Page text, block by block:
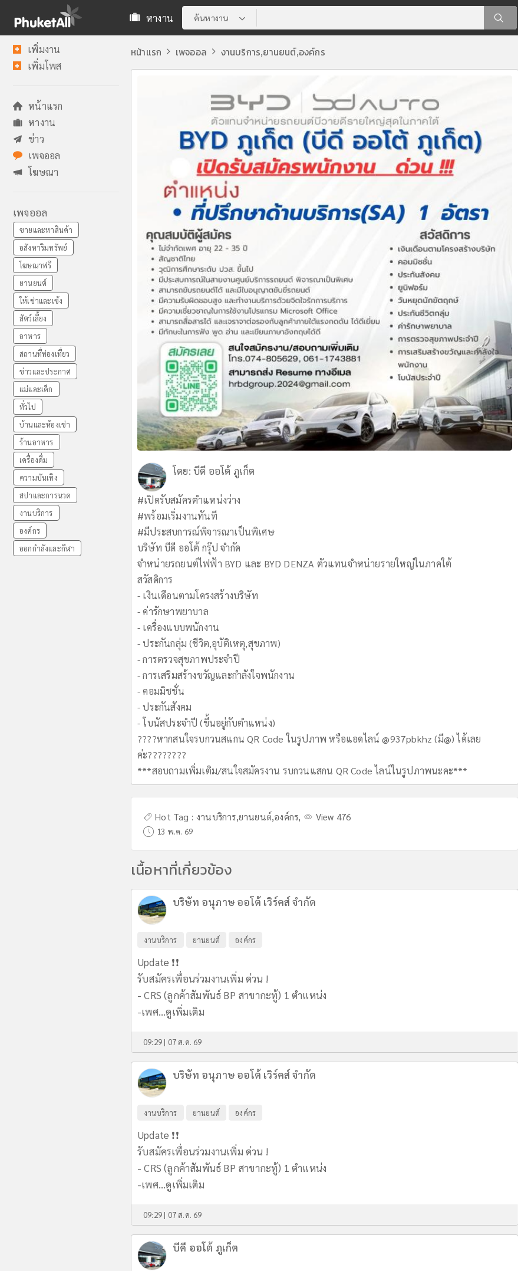
หางาน ค้นหางาน
เพิ่มงาน
เพิ่มโพส
หน้าแรก
หางาน
ข่าว
เพจออล
โฆษณา
เพจออล
ขายและหาสินค้า
อสังหาริมทรัพย์
โฆษณาฟรี
ยานยนต์
ให้เช่าและเซ้ง
สัตว์เลี้ยง
อาหาร
สถานที่ท่องเที่ยว
ข่าวและประกาศ
แม่และเด็ก
ทั่วไป
บ้านและห้องเช่า
ร้านอาหาร
เครื่องดื่ม
ความบันเทิง
สปาและการนวด
งานบริการ
องค์กร
ออกกำลังและกีฬา
หน้าแรก เพจออล งานบริการ,ยานยนต์,องค์กร
โดย: บีดี ออโต้ ภูเก็ต
#เปิดรับสมัครตำแหน่งว่าง
#พร้อมเริ่มงานทันที
#มีประสบการณ์พิจารณาเป็นพิเศษ
บริษัท บีดี ออโต้ กรุ๊ป จำกัด
จำหน่ายรถยนต์ไฟฟ้า BYD และ BYD DENZA ตัวแทนจำหน่ายรายใหญ่ในภาคใต้
สวัสดิการ
- เงินเดือนตามโครงสร้างบริษัท
- ค่ารักษาพยาบาล
- เครื่องแบบพนักงาน
- ประกันกลุ่ม (ชีวิต,อุบัติเหตุ,สุขภาพ)
- การตรวจสุขภาพประจำปี
- การเสริมสร้างขวัญและกำลังใจพนักงาน
- คอมมิชชั่น
- ประกันสังคม
- โบนัสประจำปี (ขึ้นอยู่กับตำแหน่ง)
????หากสนใจรบกวนสแกน QR Code ในรูปภาพ หรือแอดไลน์ @937pbkhz (มี@) ได้เลย
ค่ะ????????
***สอบถามเพิ่มเติม/สนใจสมัครงาน รบกวนแสกน QR Code ไลน์ในรูปภาพนะคะ***
Hot Tag : งานบริการ,ยานยนต์,องค์กร, View 476
13 พ.ค. 69
เนื้อหาที่เกี่ยวข้อง
บริษัท อนุภาษ ออโต้ เวิร์คส์ จำกัด
งานบริการ ยานยนต์ องค์กร
Update ❗️❗️
รับสมัครเพื่อนร่วมงานเพิ่ม ด่วน !
- CRS (ลูกค้าสัมพันธ์ BP สาขากะทู้) 1 ตำแหน่ง
-เพศ...ดูเพิ่มเติม
09:29 | 07 ส.ค. 69
บริษัท อนุภาษ ออโต้ เวิร์คส์ จำกัด
งานบริการ ยานยนต์ องค์กร
Update ❗️❗️
รับสมัครเพื่อนร่วมงานเพิ่ม ด่วน !
- CRS (ลูกค้าสัมพันธ์ BP สาขากะทู้) 1 ตำแหน่ง
-เพศ...ดูเพิ่มเติม
09:29 | 07 ส.ค. 69
บีดี ออโต้ ภูเก็ต